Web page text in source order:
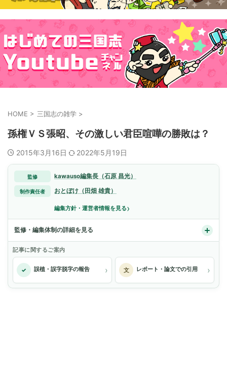
HOME > 三国志の雑学 >
孫権ＶＳ張昭、その激しい君臣喧嘩の勝敗は？
2015年3月16日 2022年5月19日
監修 kawauso編集長（石原 昌光）
制作責任者 おとぼけ（田畑 雄貴）
編集方針・運営者情報を見る›
監修・編集体制の詳細を見る
記事に関するご案内
✓ 誤植・誤字脱字の報告 › 文 レポート・論文での引用 ›